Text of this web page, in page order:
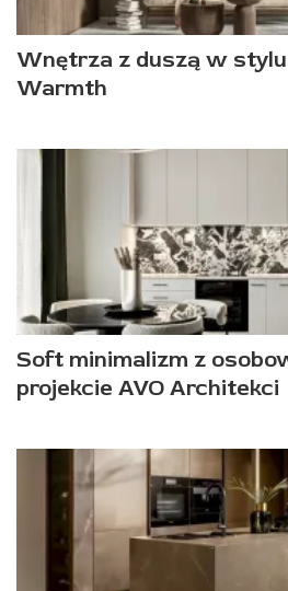
Wnętrza z duszą w
Warmth
Soft minimalizm z
projekcie AVO Architekci